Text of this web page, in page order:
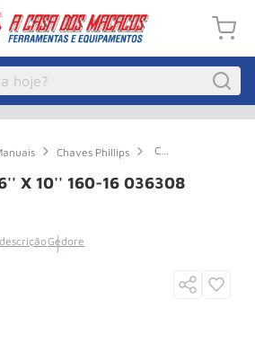
Chaves Phillips
Chave
3/16''
X
X 10'' 160-16 036308
Gedore